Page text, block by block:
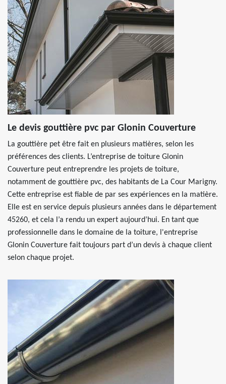
Le devis gouttière pvc par Glonin Couverture
La gouttière pet être fait en plusieurs matières, selon les
préférences des clients. L’entreprise de toiture Glonin
Couverture peut entreprendre les projets de toiture,
notamment de gouttière pvc, des habitants de La Cour Marigny.
Cette entreprise est fiable de par ses expériences en la matière.
Elle est en service depuis plusieurs années dans le département
45260, et cela l’a rendu un expert aujourd’hui. En tant que
professionnelle dans le domaine de la toiture, l'entreprise
Glonin Couverture fait toujours part d’un devis à chaque client
selon chaque projet.